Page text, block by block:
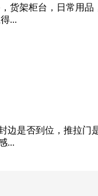
货架柜台，日常用
...
是否到位，推拉
...